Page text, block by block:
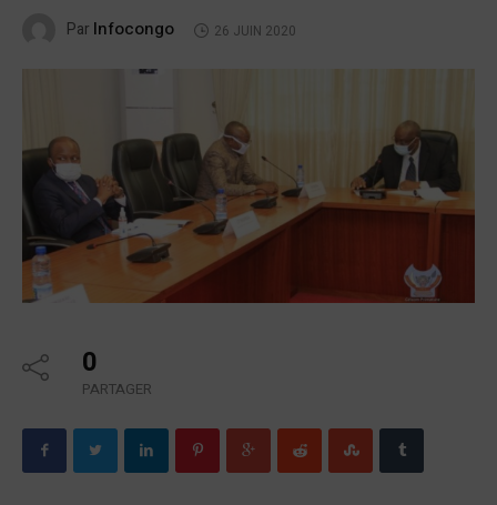
Par Infocongo 26 JUIN 2020
0
PARTAGER